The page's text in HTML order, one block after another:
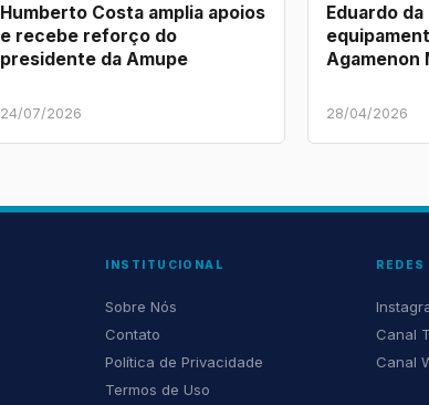
Humberto Costa amplia apoios
e recebe reforço do
presidente da Amupe
24/07/2026
Eduardo
Agamenon
28/04/2026
INSTITUCIONAL
Sobre Nós
Contato
Política de Privacidade
Termos de Uso
Canal
Canal